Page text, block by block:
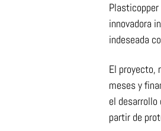
innovadora
indeseada
El proyecto,
meses y
el
partir de